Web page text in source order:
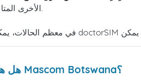
الأخرى المتاحة حسب البلد الذي تقيم فيه.
هل هناك عروض ترويجية من Mascom Botswana؟